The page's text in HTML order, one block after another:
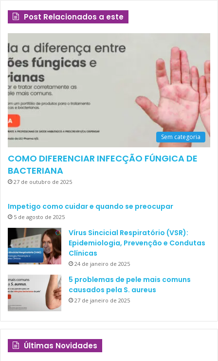
Post Relacionados a este
Sem categoria
COMO DIFERENCIAR INFECÇÃO FÚNGICA DE
BACTERIANA
27 de outubro de 2025
Impetigo como cuidar e quando se preocupar
5 de agosto de 2025
Vírus Sincicial Respiratório (VSR):
Epidemiologia, Prevenção e Condutas
Clínicas
24 de janeiro de 2025
5 problemas de pele mais comuns
causados pela S. aureus
27 de janeiro de 2025
Últimas Novidades